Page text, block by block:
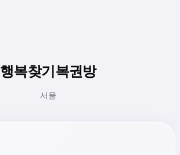
행복찾기복권방
서울